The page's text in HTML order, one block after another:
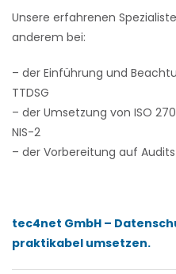
Unsere erfahrenen
anderem bei:
– der Einführung und
TTDSG
– der Umsetzung von ISO
NIS-2
– der Vorbereitung auf
tec4net GmbH –
praktikabel umsetzen.